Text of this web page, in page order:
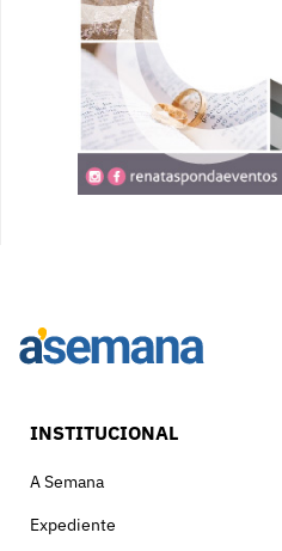
INSTITUCIONAL
A Semana
Expediente